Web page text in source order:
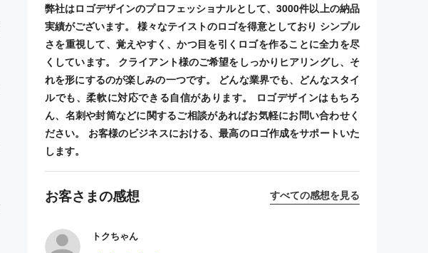
弊社はロゴデザインのプロフェッショナルとして、3000件以上の納品
実績がございます。 様々なテイストのロゴを得意としており シンプル
さを重視して、覚えやすく、かつ目を引くロゴを作ることに全力を尽
くしています。 クライアント様のご希望をしっかりヒアリングし、そ
れを形にするのが楽しみの一つです。 どんな業界でも、どんなスタイ
ルでも、柔軟に対応できる自信があります。 ロゴデザインはもちろ
ん、名刺や封筒などに関するご相談があればお気軽にお問い合わせく
ださい。 お客様のビジネスにおける、最高のロゴ作成をサポートいた
します。
お客さまの感想 すべての感想を見る
トクちゃん